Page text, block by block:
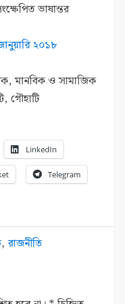
ভাষান্তর
২০১৮
মানবিক ও সামাজিক
গৌহাটি
LinkedIn
Telegram
,রাজনীতি